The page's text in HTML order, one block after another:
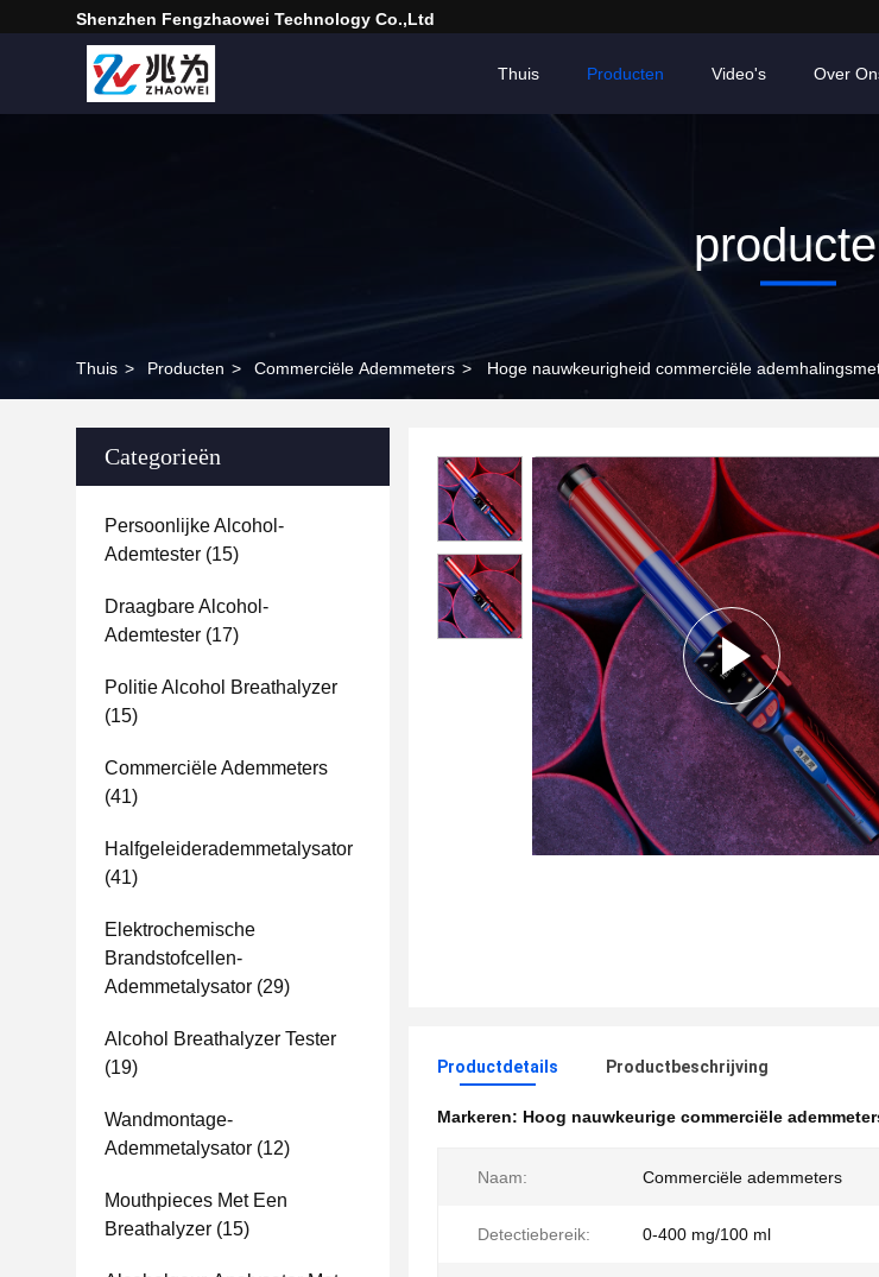
Shenzhen Fengzhaowei Technology Co.,Ltd
Thuis Producten Video's Over
Thuis > Producten > Commerciële Ademmeters > Hoge nauwkeurigheid commerciële
Categorieën
Persoonlijke Alcohol-
Ademtester (15)
Draagbare Alcohol-
Ademtester (17)
Politie Alcohol Breathalyzer
(15)
Commerciële Ademmeters
(41)
Halfgeleiderademmetalysator
(41)
Elektrochemische
Brandstofcellen-
Ademmetalysator (29)
Alcohol Breathalyzer Tester
(19)
Wandmontage-
Ademmetalysator (12)
Mouthpieces Met Een
Breathalyzer (15)
Productdetails Productbeschrijving
Markeren: Hoog nauwkeurige commerciële
Naam: Commerciële ademmeters
Detectiebereik: 0-400 mg/100 ml